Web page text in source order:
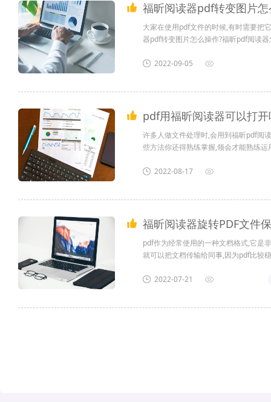
福昕阅读器pdf转变图片
大家在使用pdf文件的时候,有时需要把
器pdf转变图片怎么操作?福昕pdf阅读
2022-09-05
pdf用福昕阅读器可以打
许多人做文件处理时,会用到福昕pdf阅
些方法你还得熟练掌握,领会才能熟练
2022-08-17
福昕阅读器旋转PDF文件
pdf作为经常使用的一种文档格式,它是
就可以把文档传输给同事,因为pdf比较
存的步骤是什么?怎么删除pdf文件中的
2022-07-21